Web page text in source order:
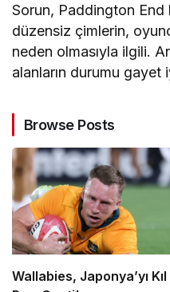
Sorun, Paddington End
düzensiz çimlerin,
neden olmasıyla ilgili.
alanların durumu gayet
Browse Posts
Wallabies, Japonya’yı Kıl